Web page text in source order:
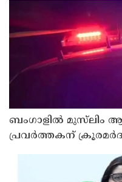
ബംഗാളിൽ മുസ്‍ലിം
പ്രവർത്തകന്